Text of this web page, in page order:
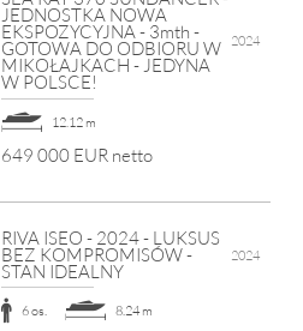
JEDNOSTKA NOWA
EKSPOZYCYJNA - 3mth -
GOTOWA DO ODBIORU W
MIKOŁAJKACH - JEDYNA
W POLSCE!
2024
12.12 m
649 000 EUR netto
RIVA ISEO - 2024 - LUKSUS
BEZ KOMPROMISÓW -
STAN IDEALNY
2024
6 os. 8.24 m